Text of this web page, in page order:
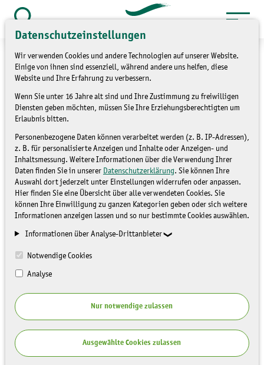
Datenschutzeinstellungen
Wir verwenden Cookies und andere Technologien auf unserer Website.
Einige von ihnen sind essenziell, während andere uns helfen, diese
Website und Ihre Erfahrung zu verbessern.
Wenn Sie unter 16 Jahre alt sind und Ihre Zustimmung zu freiwilligen
Diensten geben möchten, müssen Sie Ihre Erziehungsberechtigten um
Erlaubnis bitten.
Personenbezogene Daten können verarbeitet werden (z. B. IP-Adressen),
z. B. für personalisierte Anzeigen und Inhalte oder Anzeigen- und
Inhaltsmessung. Weitere Informationen über die Verwendung Ihrer
Daten finden Sie in unserer Datenschutzerklärung. Sie können Ihre
Auswahl dort jederzeit unter Einstellungen widerrufen oder anpassen.
Hier finden Sie eine Übersicht über alle verwendeten Cookies. Sie
können Ihre Einwilligung zu ganzen Kategorien geben oder sich weitere
Informationen anzeigen lassen und so nur bestimmte Cookies auswählen.
Informationen über Analyse-Drittanbieter
Notwendige Cookies
Analyse
Nur notwendige zulassen
Ausgewählte Cookies zulassen
Zum
springen
Suche
öffnen
Service » Kontakt » Kontaktformular
Kontaktformular
Mit Sternchen (*) gekennzeichnete Eingabefelder müssen
ausgefüllt werden.
Ihre Anfrage
Empfänger:Kai Werner
Mailadresse